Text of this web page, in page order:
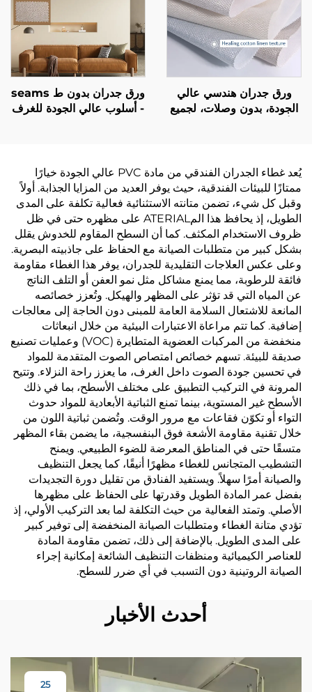
ورق جدران هندسي عالي
الجودة، بدون وصلات، لجميع
واحد، أسلوب فاخر خفيف،
بيع مباشر من المصنع
ورق جدران بدون ط seams
- أسلوب عالي الجودة للغرف
المنزل، بالجملة من المصنع
المصدر
يُعد غطاء الجدران الفندقي من مادة PVC عالي الجودة خيارًا
ممتازًا للبيئات الفندقية، حيث يوفر العديد من المزايا الجذابة. أولاً
وقبل كل شيء، تضمن متانته الاستثنائية فعالية تكلفة على المدى
الطويل، إذ يحافظ هذا المATERIAL على مظهره حتى في ظل
ظروف الاستخدام المكثف. كما أن السطح المقاوم للخدوش يقلل
بشكل كبير من متطلبات الصيانة مع الحفاظ على جاذبيته البصرية.
وعلى عكس العلاجات التقليدية للجدران، يوفر هذا الغطاء مقاومة
فائقة للرطوبة، مما يمنع مشاكل مثل نمو العفن أو التلف الناتج
عن المياه التي قد تؤثر على المظهر والهيكل. وتُعزز خصائصه
المانعة للاشتعال السلامة العامة للمبنى دون الحاجة إلى معالجات
إضافية. كما تتم مراعاة الاعتبارات البيئية من خلال انبعاثات
منخفضة من المركبات العضوية المتطايرة (VOC) وعمليات تصنيع
صديقة للبيئة. تسهم خصائص امتصاص الصوت المتقدمة للمواد
في تحسين جودة الصوت داخل الغرف، ما يعزز راحة النزلاء. وتتيح
المرونة في التركيب التطبيق على مختلف الأسطح، بما في ذلك
الأسطح غير المستوية، بينما تمنع الثباتية الأبعادية للمواد حدوث
التواء أو تكوّن فقاعات مع مرور الوقت. وتُضمن ثباتية اللون من
خلال تقنية مقاومة الأشعة فوق البنفسجية، ما يضمن بقاء المظهر
متسقًا حتى في المناطق المعرضة للضوء الطبيعي. ويمنح
التشطيب المتجانس للغطاء مظهرًا أنيقًا، كما يجعل التنظيف
والصيانة أمرًا سهلاً. ويستفيد الفنادق من تقليل دورة التجديدات
بفضل عمر المادة الطويل وقدرتها على الحفاظ على مظهرها
الأصلي. وتمتد الفعالية من حيث التكلفة لما بعد التركيب الأولي، إذ
تؤدي متانة الغطاء ومتطلبات الصيانة المنخفضة إلى توفير كبير
على المدى الطويل. بالإضافة إلى ذلك، تضمن مقاومة المادة
للعناصر الكيميائية ومنظفات التنظيف الشائعة إمكانية إجراء
الصيانة الروتينية دون التسبب في أي ضرر للسطح.
أحدث الأخبار
25